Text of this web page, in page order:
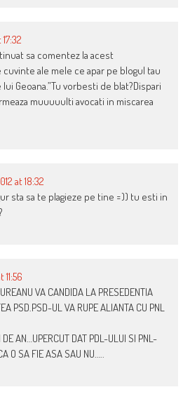
sa comentez la acest
ale mele ce apar pe blogul tau
Geoana.”Tu vorbesti de blat?Dispari
muuuuulti avocati in miscarea
at 18:32
sta sa te plagieze pe tine =)) tu esti in
VA CANDIDA LA PRESEDENTIA
PSD.PSD-UL VA RUPE ALIANTA CU PNL
AN…UPERCUT DAT PDL-ULUI SI PNL-
O SA FIE ASA SAU NU…..